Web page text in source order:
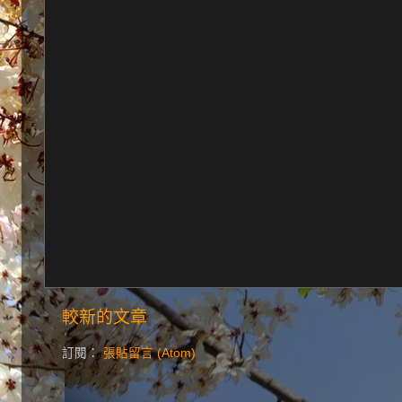
較新的文章
訂閱：張貼留言 (Atom)